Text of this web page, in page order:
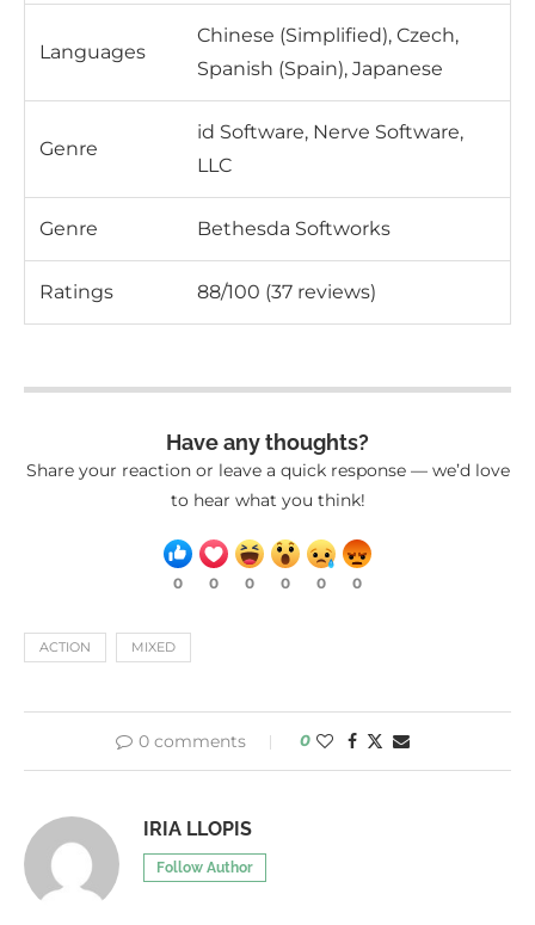
Languages
Chinese (Simplified), Czech,
Spanish (Spain), Japanese
Genre
id Software, Nerve Software,
LLC
Genre Bethesda Softworks
Ratings 88/100 (37 reviews)
Have any thoughts?
Share your reaction or leave a quick response — we’d love
to hear what you think!
0 0 0 0 0 0
ACTION MIXED
0 comments 0
IRIA LLOPIS
Follow Author